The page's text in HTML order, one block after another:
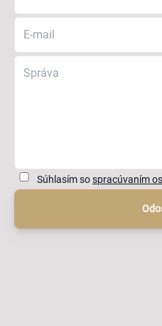
Súhlasím sospracúvaním